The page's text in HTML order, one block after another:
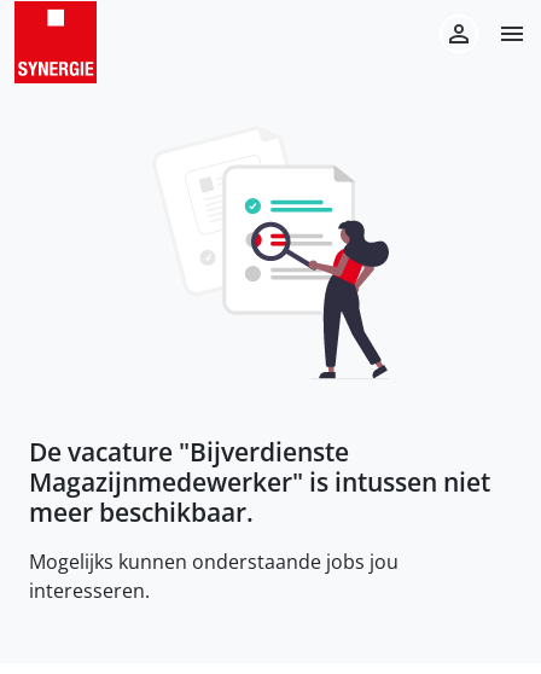
De vacature "Bijverdienste
Magazijnmedewerker" is intussen niet
meer beschikbaar.
Mogelijks kunnen onderstaande jobs jou
interesseren.